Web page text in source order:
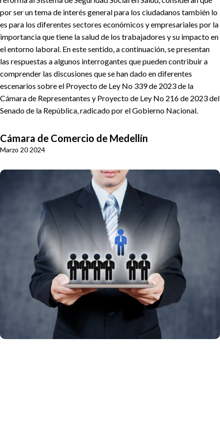
por ser un tema de interés general para los ciudadanos también lo
es para los diferentes sectores económicos y empresariales por la
importancia que tiene la salud de los trabajadores y su impacto en
el entorno laboral. En este sentido, a continuación, se presentan
las respuestas a algunos interrogantes que pueden contribuir a
comprender las discusiones que se han dado en diferentes
escenarios sobre el Proyecto de Ley No 339 de 2023 de la
Cámara de Representantes y Proyecto de Ley No 216 de 2023 del
Senado de la República, radicado por el Gobierno Nacional.
Cámara de Comercio de Medellín
Marzo 20 2024